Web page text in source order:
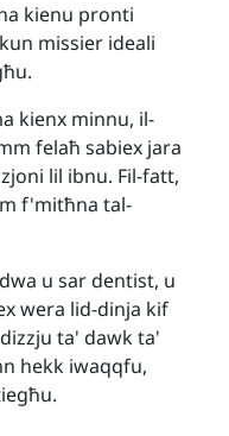
kienu pronti
missier ideali
kienx minnu, il-
felaħ sabiex jara
lil ibnu. Fil-fatt,
f'mitħna tal-
u sar dentist, u
wera lid-dinja kif
ta' dawk ta'
hekk iwaqqfu,